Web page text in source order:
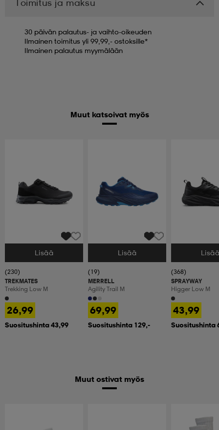
Toimitus ja maksu
30 päivän palautus- ja vaihto-oikeuden
Ilmainen toimitus yli 99,99,- ostoksille*
Ilmainen palautus myymälään
Muut katsoivat myös
Valitse Koko
Lisää
(230)
TREKMATES
Trekking Low M
26,99
Suositushinta 43,99
Valitse Koko
Lisää
(19)
MERRELL
Agility Trail M
69,99
Suositushinta 129,-
Valitse Koko
(368)
SPRAYWAY
Higger Low M
43,99
Suositushinta
Muut ostivat myös